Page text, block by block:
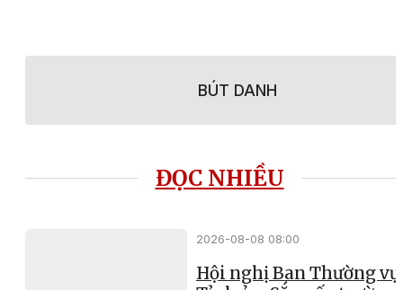
BÚT DANH
ĐỌC NHIỀU
2026-08-08 08:00
Hội nghị Ban Thường vụ